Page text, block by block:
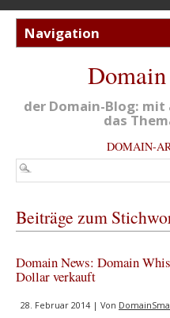
der Domain-Blog:
das
DOMAIN-
Beiträge zum
Domain News: Domain
Dollar verkauft
28. Februar 2014 | Von